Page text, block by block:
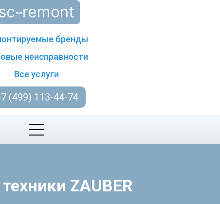
бренды
неисправности
Все услуги
(499) 113-44-74
ZAUBER